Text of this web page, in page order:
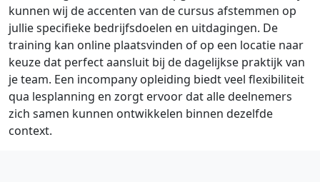
kunnen wij de accenten van de cursus afstemmen op
jullie specifieke bedrijfsdoelen en uitdagingen. De
training kan online plaatsvinden of op een locatie naar
keuze dat perfect aansluit bij de dagelijkse praktijk van
je team. Een incompany opleiding biedt veel flexibiliteit
qua lesplanning en zorgt ervoor dat alle deelnemers
zich samen kunnen ontwikkelen binnen dezelfde
context.